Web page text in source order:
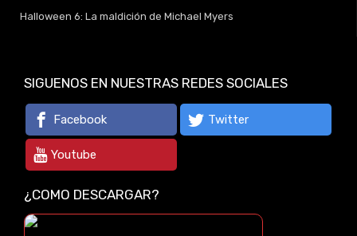
Halloween 6: La maldición de Michael Myers
SIGUENOS EN NUESTRAS REDES SOCIALES
Facebook Twitter
Youtube
¿COMO DESCARGAR?